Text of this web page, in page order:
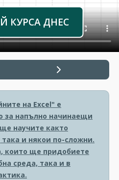
КУРСА ДНЕС
на Excel" е
за напълно начинаещи
научите както
и някои по-сложни.
които ще придобиете
среда, така и в